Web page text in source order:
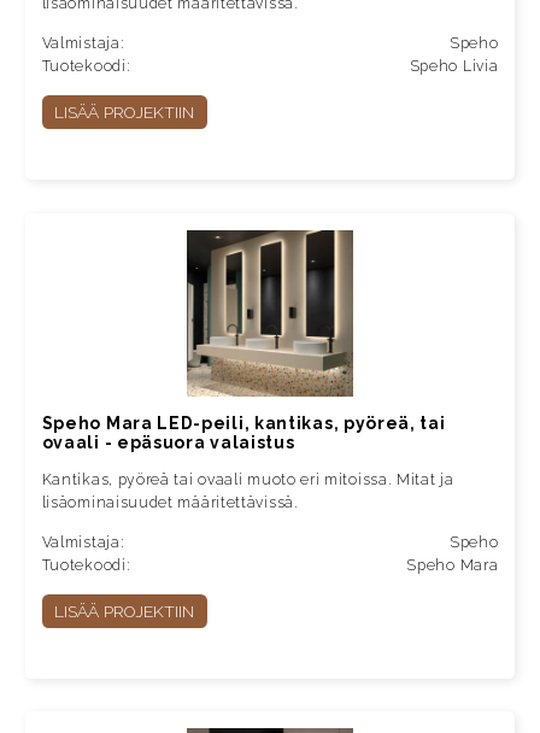
lisäominaisuudet määritettävissä.
Valmistaja:
Speho
Tuotekoodi:
Speho Livia
LISÄÄ PROJEKTIIN
Speho Mara LED-peili, kantikas, pyöreä, tai
ovaali - epäsuora valaistus
Kantikas, pyöreä tai ovaali muoto eri mitoissa. Mitat ja
lisäominaisuudet määritettävissä.
Valmistaja:
Speho
Tuotekoodi:
Speho Mara
LISÄÄ PROJEKTIIN